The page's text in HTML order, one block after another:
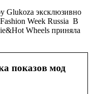
Glukoza эксклюзивно
Week Russia В
Wheels приняла
показов мод